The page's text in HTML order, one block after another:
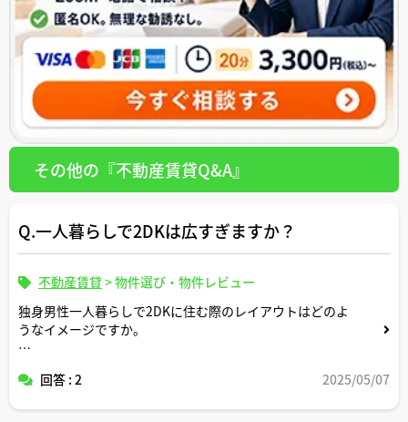
その他の『不動産賃貸Q&A』
Q.一人暮らしで2DKは広すぎますか？
不動産賃貸 >物件選び・物件レビュー
独身男性一人暮らしで2DKに住む際のレイアウトはどのよ
うなイメージですか。
ただけますと幸いです。
回答 : 2 2025/05/07